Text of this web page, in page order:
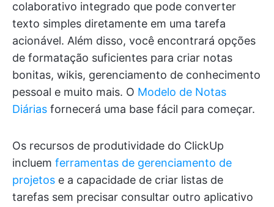
colaborativo integrado que pode converter
texto simples diretamente em uma tarefa
acionável. Além disso, você encontrará opções
de formatação suficientes para criar notas
bonitas, wikis, gerenciamento de conhecimento
pessoal e muito mais. O Modelo de Notas
Diárias fornecerá uma base fácil para começar.
Os recursos de produtividade do ClickUp
incluem ferramentas de gerenciamento de
projetos e a capacidade de criar listas de
tarefas sem precisar consultar outro aplicativo